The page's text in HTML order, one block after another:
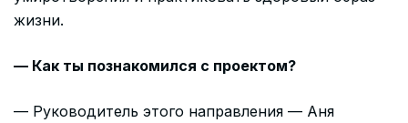
жизни.
— Как ты познакомился с проектом?
— Руководитель этого направления — Аня